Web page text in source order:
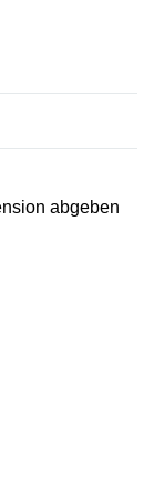
abgeben